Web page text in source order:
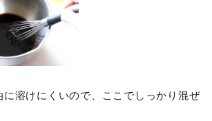
に溶けにくいので、ここでしっかり混ぜ